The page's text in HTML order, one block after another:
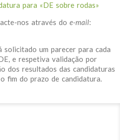
para «DE sobre rodas»
nos através do e-mail:
solicitado um parecer para cada
e respetiva validação por
dos resultados das candidaturas
fim do prazo de candidatura.